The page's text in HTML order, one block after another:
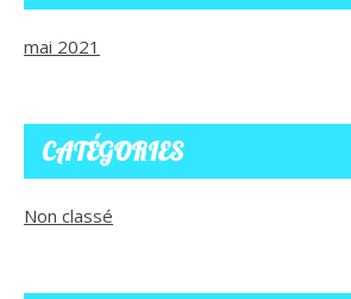
mai 2021
CATÉGORIES
Non classé